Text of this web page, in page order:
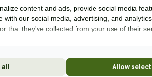
10
content and ads, provide social media
with our social media, advertising, and
that they've collected from your use of their
Allow